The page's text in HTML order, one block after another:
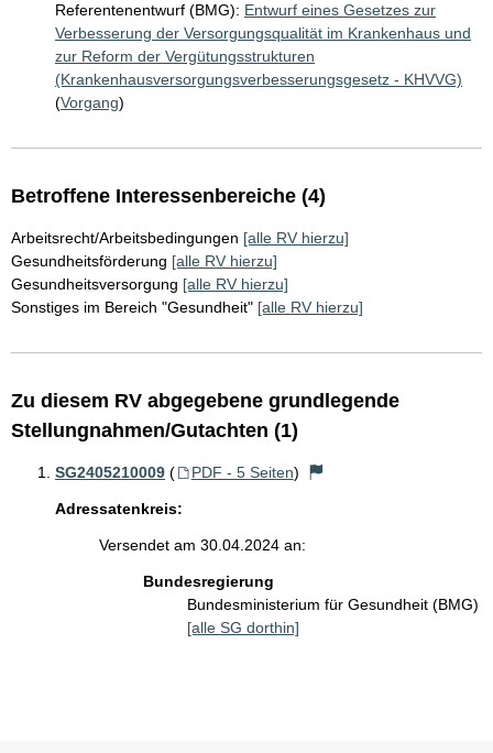
Referentenentwurf (BMG): Entwurf eines Gesetzes zur
Verbesserung der Versorgungsqualität im Krankenhaus und
zur Reform der Vergütungsstrukturen
(Krankenhausversorgungsverbesserungsgesetz - KHVVG)
(Vorgang)
Betroffene Interessenbereiche (4)
Arbeitsrecht/Arbeitsbedingungen [alle RV hierzu]
Gesundheitsförderung [alle RV hierzu]
Gesundheitsversorgung [alle RV hierzu]
Sonstiges im Bereich "Gesundheit" [alle RV hierzu]
Zu diesem RV abgegebene grundlegende
Stellungnahmen/Gutachten (1)
SG2405210009 ( PDF - 5 Seiten)
Adressatenkreis:
Versendet am 30.04.2024 an:
Bundesregierung
Bundesministerium für Gesundheit (BMG)
[alle SG dorthin]